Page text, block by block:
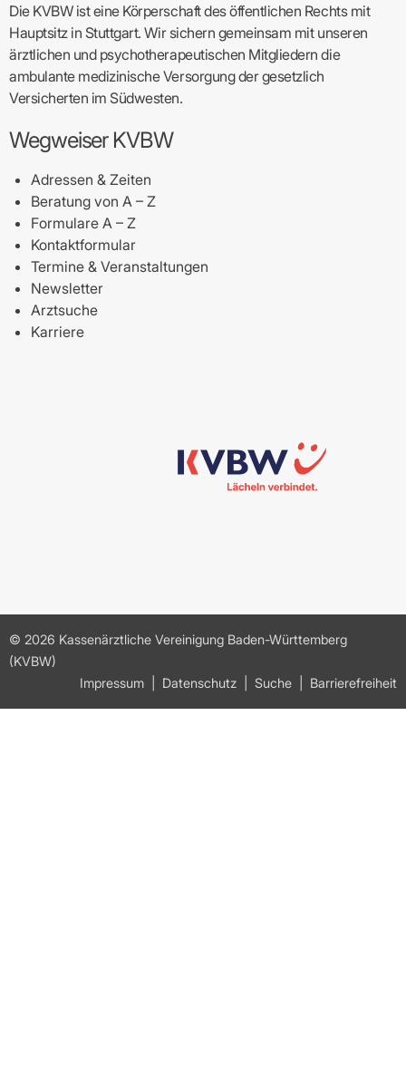
Die KVBW ist eine Körperschaft des öffentlichen Rechts mit
Hauptsitz in Stuttgart. Wir sichern gemeinsam mit unseren
ärztlichen und psychotherapeutischen Mitgliedern die
ambulante medizinische Versorgung der gesetzlich
Versicherten im Südwesten.
Wegweiser KVBW
Adressen & Zeiten
Beratung von A – Z
Formulare A – Z
Kontaktformular
Termine & Veranstaltungen
Newsletter
Arztsuche
Karriere
© 2026 Kassenärztliche Vereinigung Baden-Württemberg
(KVBW)
Impressum
Datenschutz Suche Barrierefreiheit